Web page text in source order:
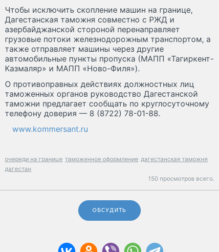
Чтобы исключить скопление машин на границе,
Дагестанская таможня совместно с РЖД и
азербайджанской стороной перенаправляет
грузовые потоки железнодорожным транспортом, а
также отправляет машины через другие
автомобильные пункты пропуска (МАПП «Тагиркент-
Казмаляр» и МАПП «Ново-Филя»).
О противоправных действиях должностных лиц
таможенных органов руководство Дагестанской
таможни предлагает сообщать по круглосуточному
телефону доверия — 8 (8722) 78-01-88.
www.kommersant.ru
очереди на границе таможенное оформление дагестанская таможня
дагестан
150 просмотров всего.
ОБСУДИТЬ